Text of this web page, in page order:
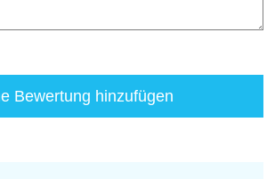
Bewertung hinzufügen